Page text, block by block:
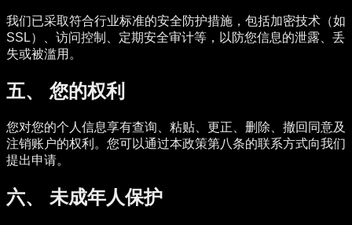
我们已采取符合行业标准的安全防护措施，包括加密技术（如
SSL）、访问控制、定期安全审计等，以防您信息的泄露、丢
失或被滥用。
五、 您的权利
您对您的个人信息享有查询、粘贴、更正、删除、撤回同意及
注销账户的权利。您可以通过本政策第八条的联系方式向我们
提出申请。
六、 未成年人保护